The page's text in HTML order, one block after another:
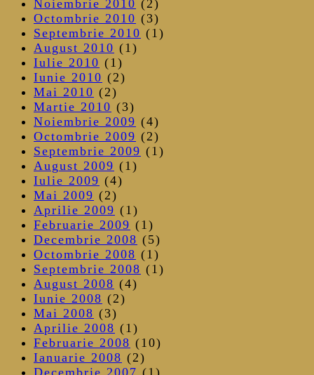
Noiembrie 2010 (2)
Octombrie 2010 (3)
Septembrie 2010 (1)
August 2010 (1)
Iulie 2010 (1)
Iunie 2010 (2)
Mai 2010 (2)
Martie 2010 (3)
Noiembrie 2009 (4)
Octombrie 2009 (2)
Septembrie 2009 (1)
August 2009 (1)
Iulie 2009 (4)
Mai 2009 (2)
Aprilie 2009 (1)
Februarie 2009 (1)
Decembrie 2008 (5)
Octombrie 2008 (1)
Septembrie 2008 (1)
August 2008 (4)
Iunie 2008 (2)
Mai 2008 (3)
Aprilie 2008 (1)
Februarie 2008 (10)
Ianuarie 2008 (2)
Decembrie 2007 (1)